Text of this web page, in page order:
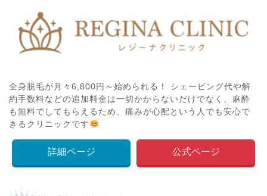
全身脱毛が月々6,800円～始められる！ シェービング代や解
約手数料などの追加料金は一切かからないだけでなく、麻酔
も無料でしてもらえるため、痛みが心配という人でも安心で
きるクリニックです
詳細ページ 公式ページ